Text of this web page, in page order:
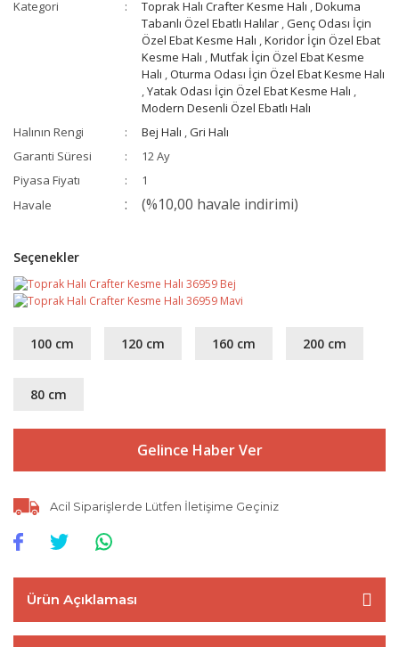
Kategori
Toprak Halı Crafter Kesme Halı ,Dokuma
Tabanlı Özel Ebatlı Halılar ,Genç Odası İçin
Özel Ebat Kesme Halı ,Koridor İçin Özel Ebat
Kesme Halı ,Mutfak İçin Özel Ebat Kesme
Halı ,Oturma Odası İçin Özel Ebat Kesme Halı
,Yatak Odası İçin Özel Ebat Kesme Halı ,
Modern Desenli Özel Ebatlı Halı
Halının Rengi
Bej Halı ,Gri Halı
Garanti Süresi
12 Ay
Piyasa Fiyatı
1
Havale
(%10,00 havale indirimi)
Seçenekler
100 cm 120 cm 160 cm 200 cm
80 cm
Gelince Haber Ver
Acil Siparişlerde Lütfen İletişime Geçiniz
Ürün Açıklaması